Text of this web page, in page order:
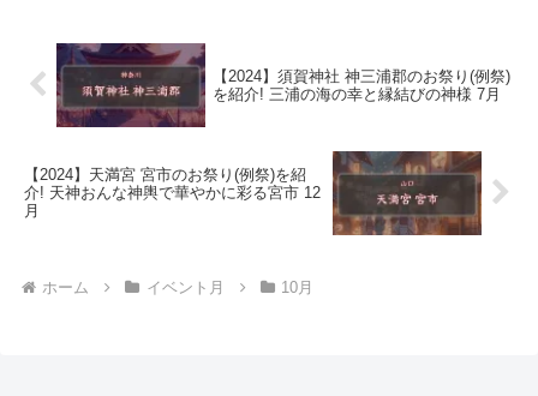
【2024】須賀神社 神三浦郡のお祭り(例祭)
を紹介! 三浦の海の幸と縁結びの神様 7月
【2024】天満宮 宮市のお祭り(例祭)を紹
介! 天神おんな神輿で華やかに彩る宮市 12
月
ホーム イベント月 10月